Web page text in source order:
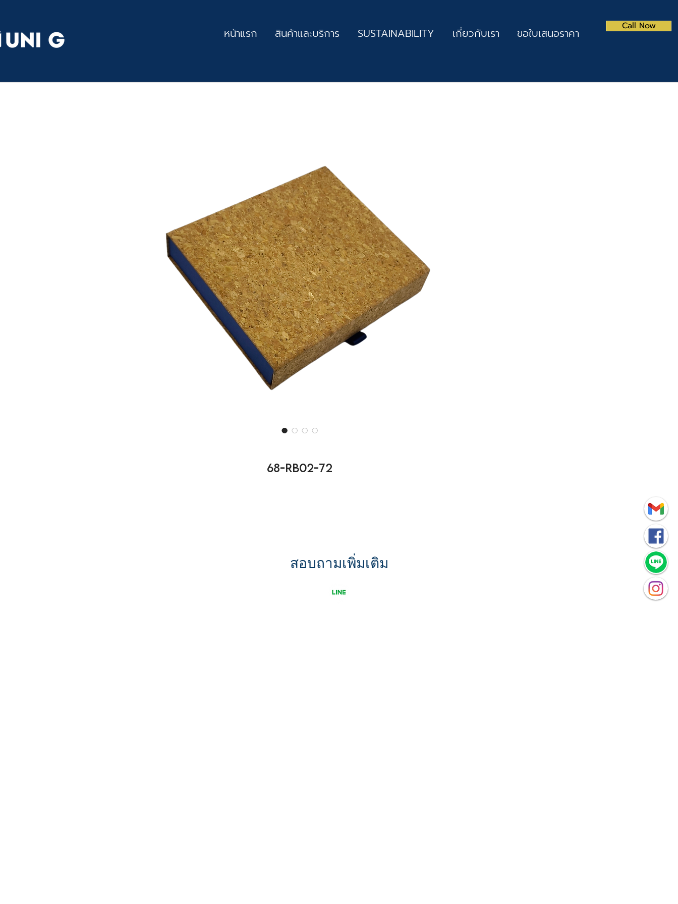
หน้าแรก สินค้าและบริการ SUSTAINABILITY เกี่ยวกับเรา ขอใบเสนอราคา Call Now
68-RB02-72
สอบถามเพิ่มเติม